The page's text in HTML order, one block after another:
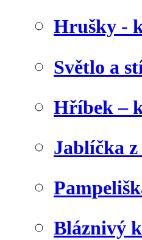
Hrušky -
Světlo a
Hříbek –
Jablíčka
Bláznivý